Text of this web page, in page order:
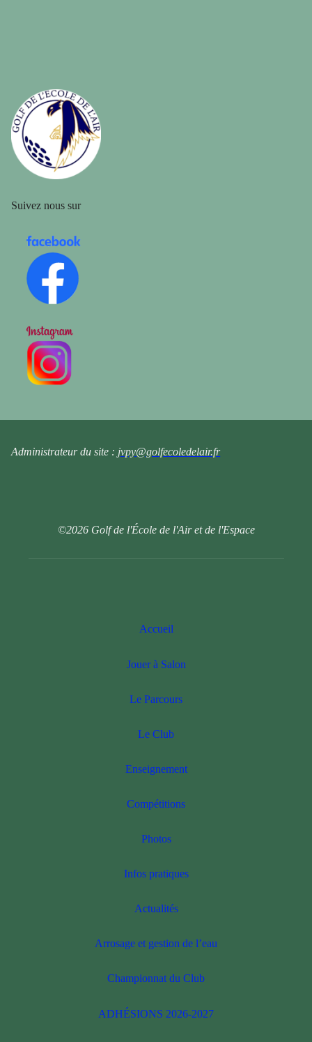
Suivez nous sur
Administrateur du site : jvpy@golfecoledelair.fr
©2026 Golf de l'École de l'Air et de l'Espace
Accueil
Jouer à Salon
Le Parcours
Le Club
Enseignement
Compétitions
Photos
Infos pratiques
Actualités
Arrosage et gestion de l’eau
Championnat du Club
ADHÉSIONS 2026-2027